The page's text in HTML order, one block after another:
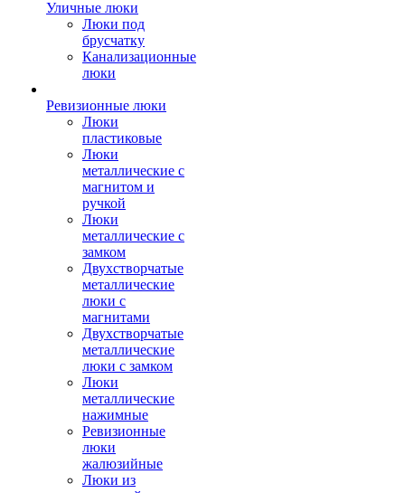
Уличные люки
Люки под
брусчатку
Канализационные
люки
Ревизионные люки
Люки
пластиковые
Люки
металлические с
магнитом и
ручкой
Люки
металлические с
замком
Двухстворчатые
металлические
люки с
магнитами
Двухстворчатые
металлические
люки с замком
Люки
металлические
нажимные
Ревизионные
люки
жалюзийные
Люки из